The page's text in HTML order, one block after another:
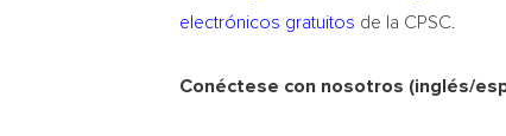
electrónicos gratuitos de la CPSC.
Conéctese con nosotros (inglés/